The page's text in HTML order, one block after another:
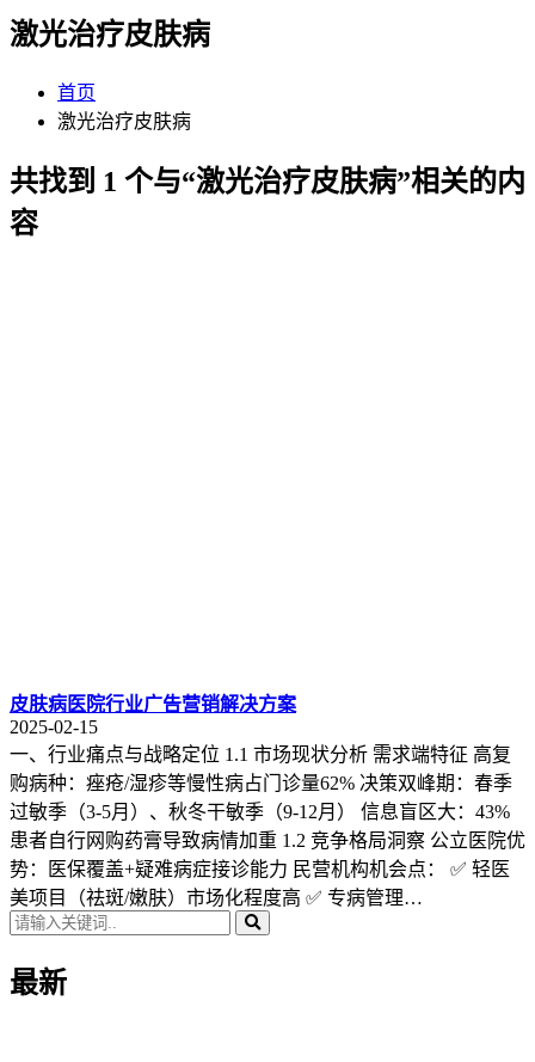
激光治疗皮肤病
首页
激光治疗皮肤病
共找到 1 个与“激光治疗皮肤病”相关的内
容
皮肤病医院行业广告营销解决方案
2025-02-15
一、行业痛点与战略定位 1.1 市场现状分析 需求端特征 高复
购病种：痤疮/湿疹等慢性病占门诊量62% 决策双峰期：春季
过敏季（3-5月）、秋冬干敏季（9-12月） 信息盲区大：43%
患者自行网购药膏导致病情加重 1.2 竞争格局洞察 公立医院优
势：医保覆盖+疑难病症接诊能力 民营机构机会点： ✅ 轻医
美项目（祛斑/嫩肤）市场化程度高 ✅ 专病管理…
最新